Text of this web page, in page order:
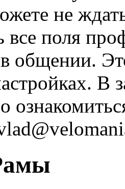
не
все поля
общении.
В